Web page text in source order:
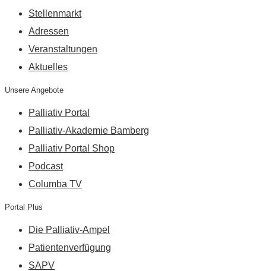
Stellenmarkt
Adressen
Veranstaltungen
Aktuelles
Unsere Angebote
Palliativ Portal
Palliativ-Akademie Bamberg
Palliativ Portal Shop
Podcast
Columba TV
Portal Plus
Die Palliativ-Ampel
Patientenverfügung
SAPV